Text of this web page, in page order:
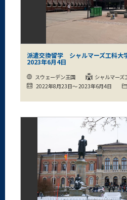
派遣交換留学 シャルマーズ工科
2023年6月4日
スウェーデン王国
シャルマーズ
2022年8月23日～ 2023年6月4日